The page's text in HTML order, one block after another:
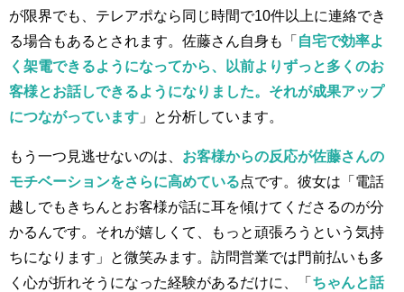
が限界でも、テレアポなら同じ時間で10件以上に連絡でき
る場合もあるとされます。佐藤さん自身も「 自宅で効率よ
く架電できるようになってから、以前よりずっと多くのお
客様とお話しできるようになりました。それが成果アップ
につながっています 」と分析しています。
もう一つ見逃せないのは、 お客様からの反応が佐藤さんの
モチベーションをさらに高めている点です。彼女は「電話
越しでもきちんとお客様が話に耳を傾けてくださるのが分
かるんです。それが嬉しくて、もっと頑張ろうという気持
ちになります」と微笑みます。訪問営業では門前払いも多
く心が折れそうになった経験があるだけに、「 ちゃんと話